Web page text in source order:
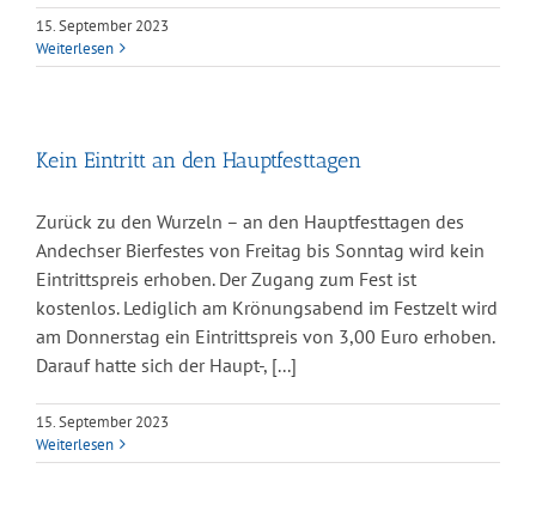
15. September 2023
Weiterlesen
Kein Eintritt an den Hauptfesttagen
Zurück zu den Wurzeln – an den Hauptfesttagen des
Andechser Bierfestes von Freitag bis Sonntag wird kein
Eintrittspreis erhoben. Der Zugang zum Fest ist
kostenlos. Lediglich am Krönungsabend im Festzelt wird
am Donnerstag ein Eintrittspreis von 3,00 Euro erhoben.
Darauf hatte sich der Haupt-, [...]
15. September 2023
Weiterlesen